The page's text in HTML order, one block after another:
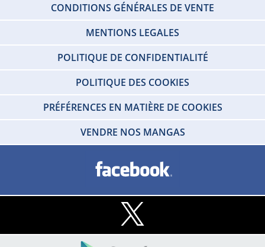
CONDITIONS GÉNÉRALES DE VENTE
MENTIONS LEGALES
POLITIQUE DE CONFIDENTIALITÉ
POLITIQUE DES COOKIES
PRÉFÉRENCES EN MATIÈRE DE COOKIES
VENDRE NOS MANGAS